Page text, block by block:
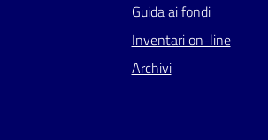
Guida ai fondi
Inventari on-line
Archivi